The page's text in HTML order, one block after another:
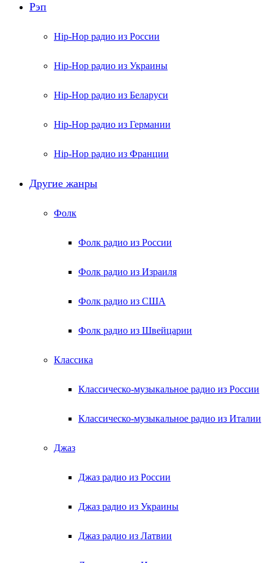
Рэп
Hip-Hop радио из России
Hip-Hop радио из Украины
Hip-Hop радио из Беларуси
Hip-Hop радио из Германии
Hip-Hop радио из Франции
Другие жанры
Фолк
Фолк радио из России
Фолк радио из Израиля
Фолк радио из США
Фолк радио из Швейцарии
Классика
Классическо-музыкальное радио из России
Классическо-музыкальное радио из Италии
Джаз
Джаз радио из России
Джаз радио из Украины
Джаз радио из Латвии